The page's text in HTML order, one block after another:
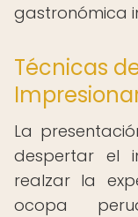
gastronómica
Técnicas
La
despertar el
realzar la
ocopa